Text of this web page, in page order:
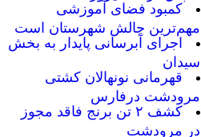
کمبود فضای آموزشی
مهم‌ترین چالش شهرستان است
اجرای آبرسانی پایدار به بخش
سیدان
قهرمانی نونهالان کشتی
مرودشت درفارس
کشف ۲ تن برنج فاقد مجوز
در مرودشت